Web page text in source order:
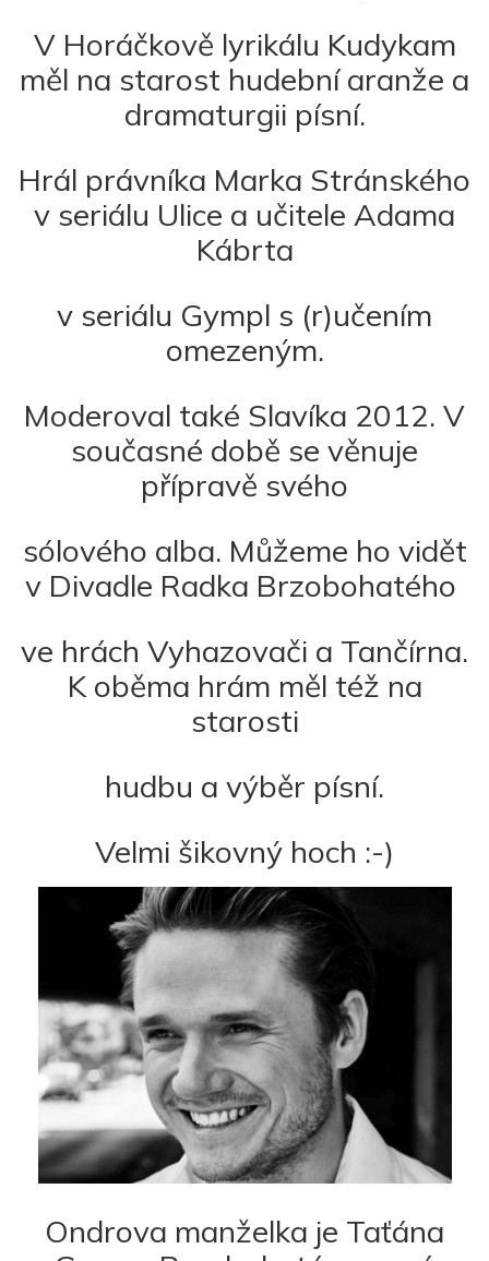
V Horáčkově lyrikálu Kudykam
měl na starost hudební aranže a
dramaturgii písní.
Hrál právníka Marka Stránského
v seriálu Ulice a učitele Adama
Kábrta
v seriálu Gympl s (r)učením
omezeným.
Moderoval také Slavíka 2012. V
současné době se věnuje
přípravě svého
sólového alba. Můžeme ho vidět
v Divadle Radka Brzobohatého
ve hrách Vyhazovači a Tančírna.
K oběma hrám měl též na
starosti
hudbu a výběr písní.
Velmi šikovný hoch :-)
Ondrova manželka je Taťána